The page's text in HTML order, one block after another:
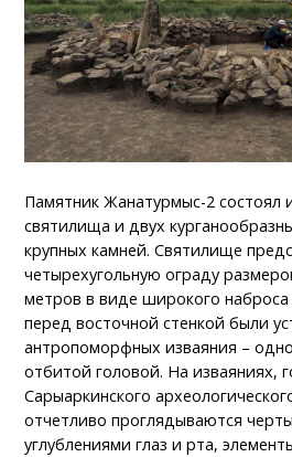
Памятник Жанатурмыс-2 состоял
святилища и двух
крупных камней. Святилище
четырехугольную ограду
метров в виде широкого наброса
перед восточной стенкой были
антропоморфных изваяния –
отбитой головой. На изваяниях,
Сарыаркинского
отчетливо проглядываются
углублениями глаз и рта,